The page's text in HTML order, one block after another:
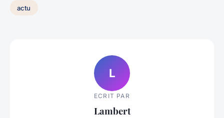
actu
L
ECRIT PAR
Lambert